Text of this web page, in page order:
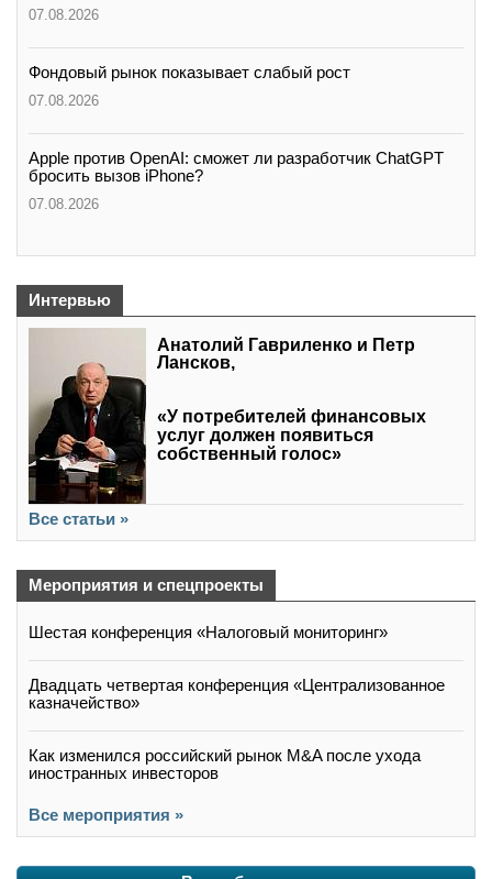
07.08.2026
Фондовый рынок показывает слабый рост
07.08.2026
Apple против OpenAI: сможет ли разработчик ChatGPT
бросить вызов iPhone?
07.08.2026
Интервью
Анатолий Гавриленко и Петр
Лансков,
«У потребителей финансовых
услуг должен появиться
собственный голос»
Все статьи »
Мероприятия и спецпроекты
Шестая конференция «Налоговый мониторинг»
Двадцать четвертая конференция «Централизованное
казначейство»
Как изменился российский рынок M&A после ухода
иностранных инвесторов
Все мероприятия »